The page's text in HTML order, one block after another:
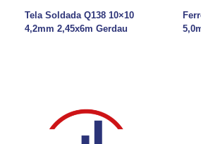
Tela Soldada Q138 10×10
4,2mm 2,45x6m Gerdau